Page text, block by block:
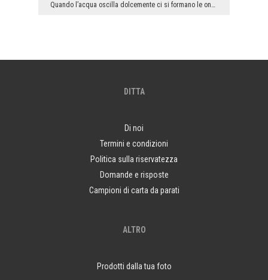
DITTA
Di noi
Termini e condizioni
Politica sulla riservatezza
Domande e risposte
Campioni di carta da parati
ALTRO
Prodotti dalla tua foto